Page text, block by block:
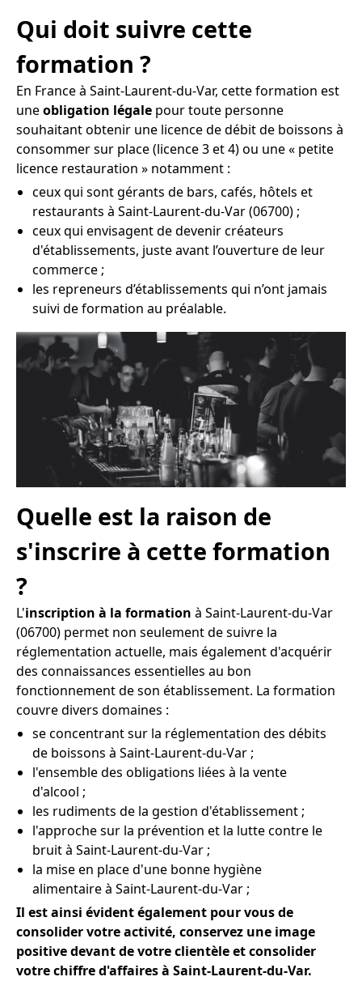
Qui doit suivre cette
formation ?
En France à Saint-Laurent-du-Var, cette formation est
uneobligation légale pour toute personne
souhaitant obtenir une licence de débit de boissons à
consommer sur place (licence 3 et 4) ou une « petite
licence restauration » notamment :
ceux qui sont gérants de bars, cafés, hôtels et
restaurants à Saint-Laurent-du-Var (06700) ;
ceux qui envisagent de devenir créateurs
d'établissements, juste avant l’ouverture de leur
commerce ;
les repreneurs d’établissements qui n’ont jamais
suivi de formation au préalable.
Quelle est la raison de
s'inscrire à cette formation
?
L'inscription à la formation à Saint-Laurent-du-Var
(06700) permet non seulement de suivre la
réglementation actuelle, mais également d'acquérir
des connaissances essentielles au bon
fonctionnement de son établissement. La formation
couvre divers domaines :
se concentrant sur la réglementation des débits
de boissons à Saint-Laurent-du-Var ;
l'ensemble des obligations liées à la vente
d'alcool ;
les rudiments de la gestion d'établissement ;
l'approche sur la prévention et la lutte contre le
bruit à Saint-Laurent-du-Var ;
la mise en place d'une bonne hygiène
alimentaire à Saint-Laurent-du-Var ;
Il est ainsi évident également pour vous de
consolider votre activité, conservez une image
positive devant de votre clientèle et consolider
votre chiffre d'affaires à Saint-Laurent-du-Var.